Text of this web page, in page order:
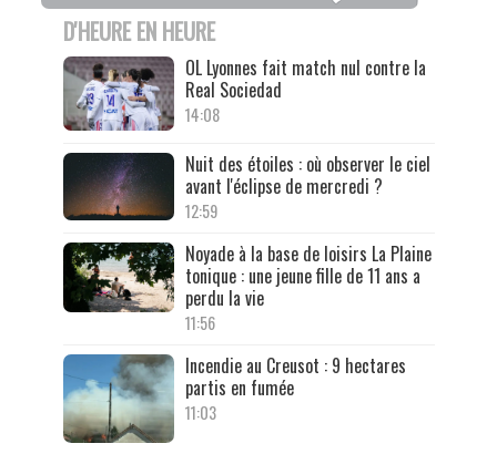
D'HEURE EN HEURE
OL Lyonnes fait match nul contre la
Real Sociedad
14:08
Nuit des étoiles : où observer le ciel
avant l'éclipse de mercredi ?
12:59
Noyade à la base de loisirs La Plaine
tonique : une jeune fille de 11 ans a
perdu la vie
11:56
Incendie au Creusot : 9 hectares
partis en fumée
11:03